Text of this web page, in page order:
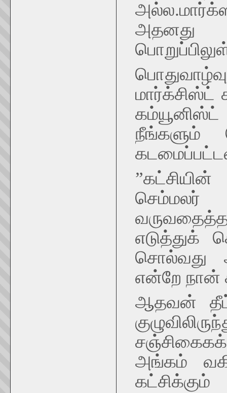
அதனது
மார்க்சிஸ்ட்
நீங்களும்
செம்மலர்
சொல்வது
என்றே நான்
ஆதவன்
அங்கம்